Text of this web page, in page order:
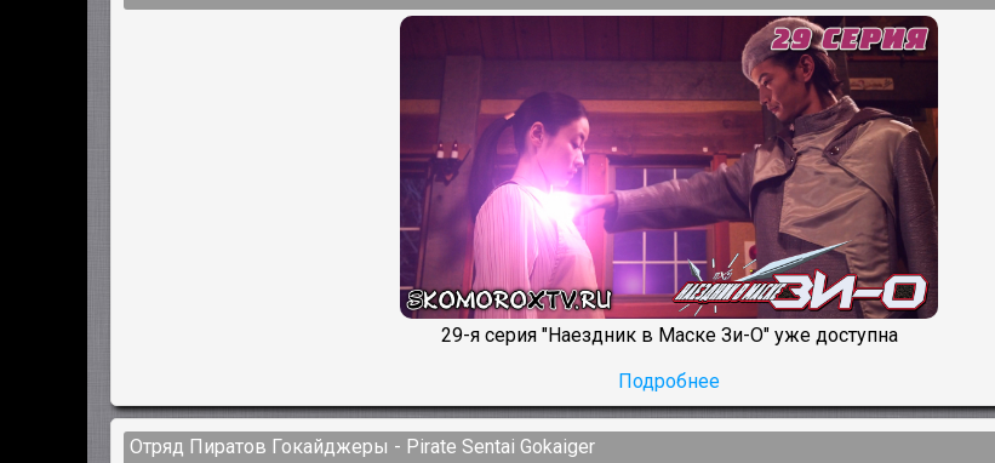
29-я серия "Наездник в Маске Зи-О" уже доступна
Подробнее
Отряд Пиратов Гокайджеры - Pirate Sentai Gokaiger